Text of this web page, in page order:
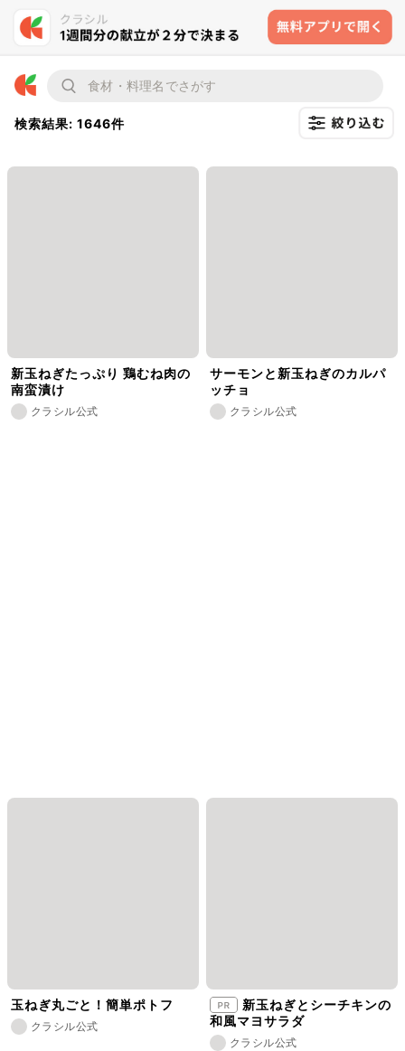
検索結果: 1646件
新玉ねぎたっぷり 鶏むね肉の
南蛮漬け
クラシル公式
サーモンと新玉ねぎのカルパ
ッチョ
クラシル公式
玉ねぎ丸ごと！簡単ポトフ
クラシル公式
新玉ねぎとシーチキンの
和風マヨサラダ
クラシル公式